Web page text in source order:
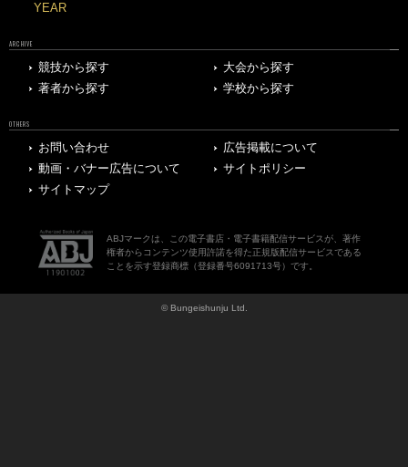
YEAR
ARCHIVE
競技から探す
大会から探す
著者から探す
学校から探す
OTHERS
お問い合わせ
広告掲載について
動画・バナー広告について
サイトポリシー
サイトマップ
ABJマークは、この電子書店・電子書籍配信サービスが、著作
権者からコンテンツ使用許諾を得た正規版配信サービスである
ことを示す登録商標（登録番号6091713号）です。
© Bungeishunju Ltd.